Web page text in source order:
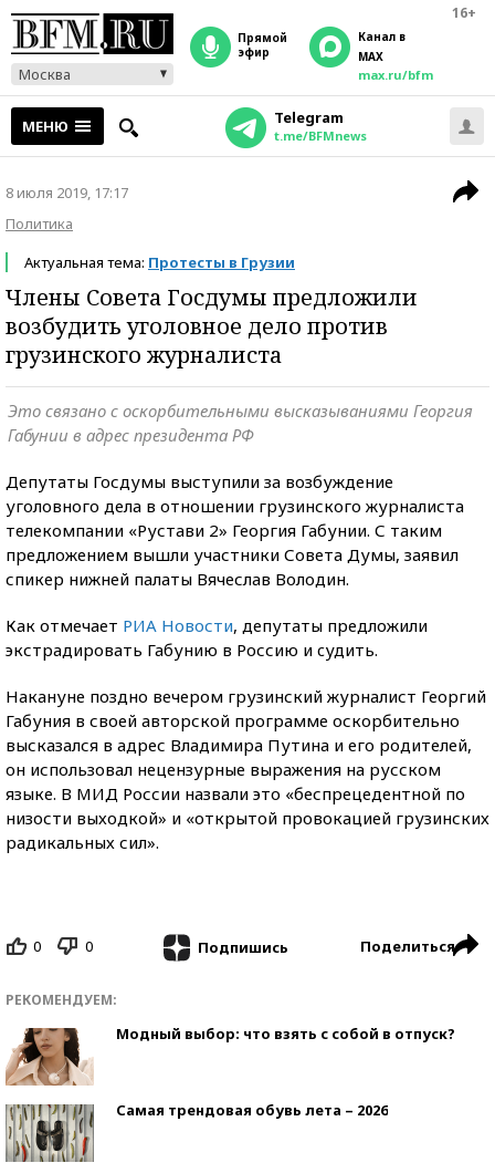
16+
Москва
прямой
эфир
Канал в
MAX
max.ru/bfm
МЕНЮ Telegram
t.me/BFMnews
8 июля 2019, 17:17
Политика
Актуальная тема: Протесты в Грузии
Члены Совета Госдумы предложили
возбудить уголовное дело против
грузинского журналиста
Это связано с оскорбительными высказываниями Георгия
Габунии в адрес президента РФ
Депутаты Госдумы выступили за возбуждение
уголовного дела в отношении грузинского журналиста
телекомпании «Рустави 2» Георгия Габунии. С таким
предложением вышли участники Совета Думы, заявил
спикер нижней палаты Вячеслав Володин.
Как отмечает РИА Новости, депутаты предложили
экстрадировать Габунию в Россию и cудить.
Накануне поздно вечером грузинский журналист Георгий
Габуния в своей авторской программе оскорбительно
высказался в адрес Владимира Путина и его родителей,
он использовал нецензурные выражения на русском
языке. В МИД России назвали это «беспрецедентной по
низости выходкой» и «открытой провокацией грузинских
радикальных сил».
0 0 Подпишись Поделиться
РЕКОМЕНДУЕМ:
Модный выбор: что взять с собой в отпуск?
Самая трендовая обувь лета – 2026